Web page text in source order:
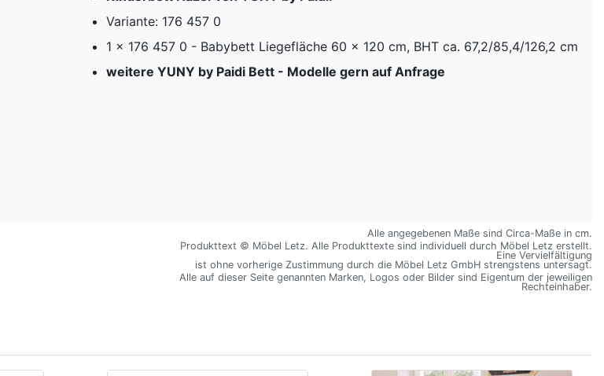
Variante: 176 457 0
1 x 176 457 0 - Babybett Liegefläche 60 x 120 cm, BHT ca. 67,2/85,4/126,2 cm
weitere YUNY by Paidi Bett - Modelle gern auf Anfrage
Alle angegebenen Maße sind Circa-Maße in cm.
Produkttext © Möbel Letz. Alle Produkttexte sind individuell durch Möbel Letz erstellt.
Eine Vervielfältigung
ist ohne vorherige Zustimmung durch die Möbel Letz GmbH strengstens untersagt.
Alle auf dieser Seite genannten Marken, Logos oder Bilder sind Eigentum der jeweiligen
Rechteinhaber.